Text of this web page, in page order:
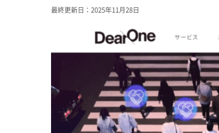
最終更新日：2025年11月28日